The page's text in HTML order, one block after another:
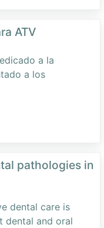
ATV
a la
a los
pathologies in
dental care is
dental and oral